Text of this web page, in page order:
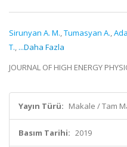
Sirunyan A. M.,Tumasyan A.,
T., ...Daha Fazla
JOURNAL OF HIGH ENERGY
Yayın Türü: Makale / Tam
Basım Tarihi: 2019